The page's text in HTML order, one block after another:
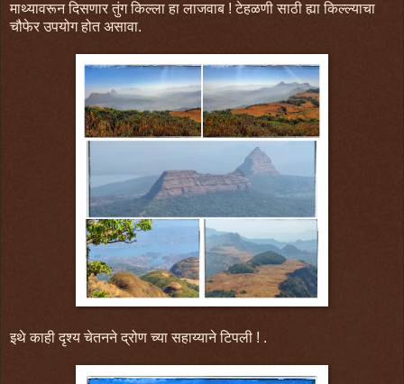
माथ्यावरून दिसणार तुंग किल्ला हा लाजवाब ! टेहळणी साठी ह्या किल्ल्याचा
चौफेर उपयोग होत असावा.
इथे काही दृश्य चेतनने द्रोण च्या सहाय्याने टिपली ! .